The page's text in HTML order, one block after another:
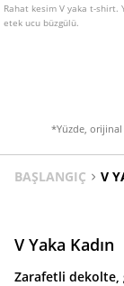
Rahat kesim V yaka t-shirt.
etek ucu büzgülü.
*Yüzde, orijinal
BAŞLANGIÇ V
V Yaka Kadın
Zarafetli